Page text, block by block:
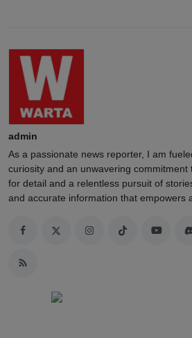
admin
As a passionate news reporter, I am
curiosity and an unwavering commitment
for detail and a relentless pursuit of
and accurate information that empowers